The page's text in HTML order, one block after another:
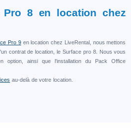
Pro 8 en location chez
Pro 9en location chez LiveRental, nous mettons
contrat de location, le Surface pro 8. Nous vous
option, ainsi que l'installation du Pack Office
au-delà de votre location.